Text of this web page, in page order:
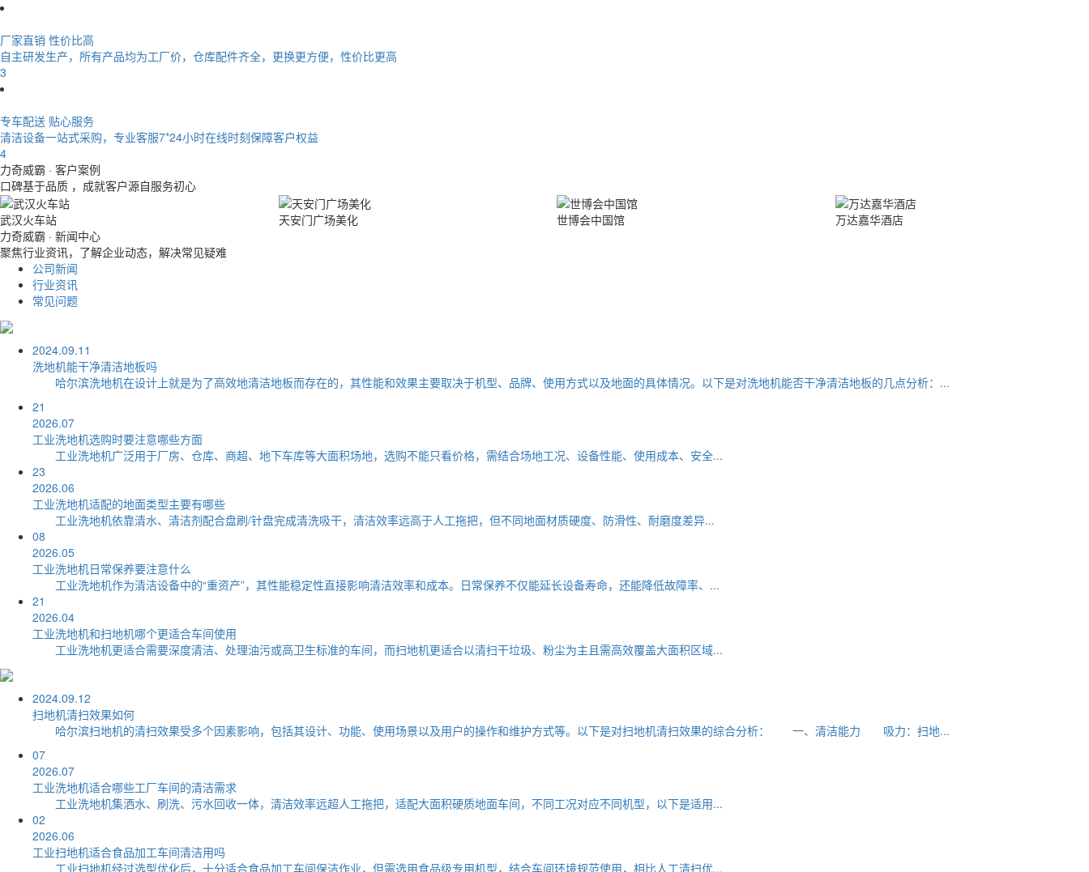
厂家直销 性价比高
自主研发生产，所有产品均为工厂价，仓库配件齐全，更换更方便，性价比更高
3
专车配送 贴心服务
清洁设备一站式采购，专业客服7*24小时在线时刻保障客户权益
4
力奇威霸 · 客户案例
口碑基于品质 ，成就客户源自服务初心
武汉火车站 天安门广场美化 世博会中国馆
万达嘉华酒店
力奇威霸 · 新闻中心
聚焦行业资讯，了解企业动态，解决常见疑难
公司新闻
行业资讯
常见问题
2024.09.11
洗地机能干净清洁地板吗
哈尔滨洗地机在设计上就是为了高效地清洁地板而存在的，其性能和效果主要取决于机型、品牌、使用方式以及地面的具体情况。以下是对洗地机能否干净清洁地板的几点分析：...
21
2026.07
工业洗地机选购时要注意哪些方面
工业洗地机广泛用于厂房、仓库、商超、地下车库等大面积场地，选购不能只看价格，需结合场地工况、设备性能、使用成本、安全...
23
2026.06
工业洗地机适配的地面类型主要有哪些
工业洗地机依靠清水、清洁剂配合盘刷/针盘完成清洗吸干，清洁效率远高于人工拖把，但不同地面材质硬度、防滑性、耐磨度差异...
08
2026.05
工业洗地机日常保养要注意什么
工业洗地机作为清洁设备中的“重资产”，其性能稳定性直接影响清洁效率和成本。日常保养不仅能延长设备寿命，还能降低故障率、...
21
2026.04
工业洗地机和扫地机哪个更适合车间使用
工业洗地机更适合需要深度清洁、处理油污或高卫生标准的车间，而扫地机更适合以清扫干垃圾、粉尘为主且需高效覆盖大面积区域...
2024.09.12
扫地机清扫效果如何
哈尔滨扫地机的清扫效果受多个因素影响，包括其设计、功能、使用场景以及用户的操作和维护方式等。以下是对扫地机清扫效果的综合分析： 一、清洁能力 吸力：扫地...
07
2026.07
工业洗地机适合哪些工厂车间的清洁需求
工业洗地机集洒水、刷洗、污水回收一体，清洁效率远超人工拖把，适配大面积硬质地面车间，不同工况对应不同机型，以下是适用...
02
2026.06
工业扫地机适合食品加工车间清洁用吗
工业扫地机经过选型优化后，十分适合食品加工车间保洁作业，但需选用食品级专用机型，结合车间环境规范使用，相比人工清扫优...